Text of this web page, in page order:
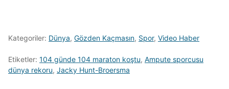
Kategoriler: Dünya, Gözden Kaçmasın, Spor, Video Haber
Etiketler: 104 günde 104 maraton koştu, Ampute sporcusu
dünya rekoru, Jacky Hunt-Broersma